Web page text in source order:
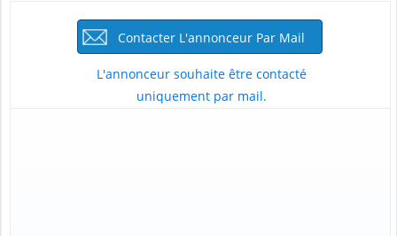
Contacter L'annonceur Par Mail
L'annonceur souhaite être contacté
uniquement par mail.